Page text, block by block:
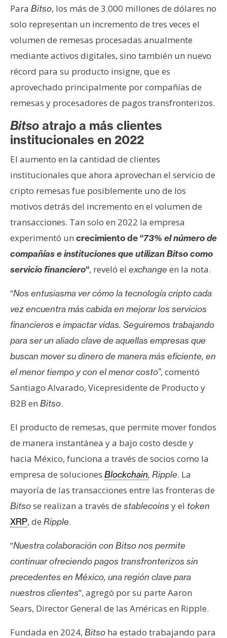
s
R
e
c
u
r
s
s
C
o
n
t
t
o
y
u
b
i
c
i
d
d
Para Bitso, los más de 3.000 millones de dólares no
solo representan un incremento de tres veces el
volumen de remesas procesadas anualmente
mediante activos digitales, sino también un nuevo
récord para su producto insigne, que es
aprovechado principalmente por compañías de
remesas y procesadores de pagos transfronterizos.
Bitso atrajo a más clientes
institucionales en 2022
El aumento en la cantidad de clientes
institucionales que ahora aprovechan el servicio de
cripto remesas fue posiblemente uno de los
motivos detrás del incremento en el volumen de
transacciones. Tan solo en 2022 la empresa
experimentó un crecimiento de “73% el número de
compañías e instituciones que utilizan Bitso como
servicio financiero“, reveló el exchange en la nota.
“Nos entusiasma ver cómo la tecnología cripto cada
vez encuentra más cabida en mejorar los servicios
financieros e impactar vidas. Seguiremos trabajando
para ser un aliado clave de aquellas empresas que
buscan mover su dinero de manera más eficiente, en
el menor tiempo y con el menor costo”, comentó
Santiago Alvarado, Vicepresidente de Producto y
B2B en Bitso.
El producto de remesas, que permite mover fondos
de manera instantánea y a bajo costo desde y
hacia México, funciona a través de socios como la
empresa de soluciones Blockchain, Ripple. La
mayoría de las transacciones entre las fronteras de
Bitsose realizan a través de stablecoins y el token
XRP, de Ripple.
“Nuestra colaboración con Bitso nos permite
continuar ofreciendo pagos transfronterizos sin
precedentes en México, una región clave para
nuestros clientes“, agregó por su parte Aaron
Sears, Director General de las Américas en Ripple.
Fundada en 2024, Bitso ha estado trabajando para